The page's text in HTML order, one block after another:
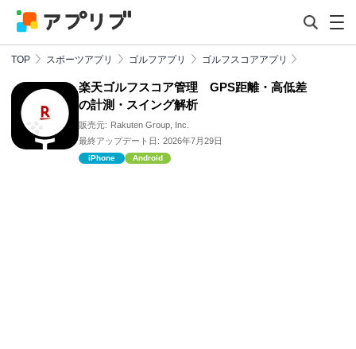
TOP スポーツアプリ ゴルフアプリ ゴルフスコアアプリ
楽天ゴルフスコア管理 GPS距離・高低差
の計測・スイング解析
販売元: Rakuten Group, Inc.
最終アップデート日: 2026年7月29日
iPhone Android